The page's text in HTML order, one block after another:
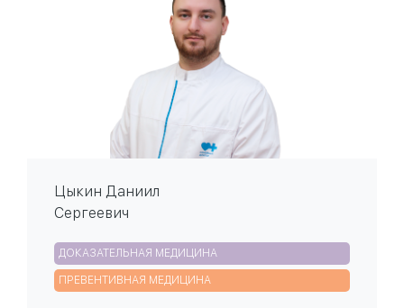
Цыкин Даниил
Сергеевич
ДОКАЗАТЕЛЬНАЯ МЕДИЦИНА
ПРЕВЕНТИВНАЯ МЕДИЦИНА